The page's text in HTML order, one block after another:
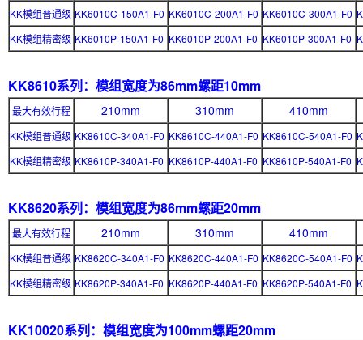
KK模组普通级 KK6010C-150A1-F0 KK6010C-200A1-F0 KK6010C-300A1-F0
KK模组精密级 KK6010P-150A1-F0 KK6010P-200A1-F0 KK6010P-300A1-F0
KK8610系列：模组宽度为86mm螺距10mm
最大有效行程 210mm 310mm 410mm
KK模组普通级 KK8610C-340A1-F0 KK8610C-440A1-F0 KK8610C-540A1-F0
KK模组精密级 KK8610P-340A1-F0 KK8610P-440A1-F0 KK8610P-540A1-F0
KK8620系列：模组宽度为86mm螺距20mm
最大有效行程 210mm 310mm 410mm
KK模组普通级 KK8620C-340A1-F0 KK8620C-440A1-F0 KK8620C-540A1-F0
KK模组精密级 KK8620P-340A1-F0 KK8620P-440A1-F0 KK8620P-540A1-F0
KK10020系列：模组宽度为100mm螺距20mm